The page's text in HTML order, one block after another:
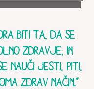
BITI TA, DA SE
ZDRAVJE; IN
NAUČI JESTI, PITI,
ZDRAV NAČIN.”